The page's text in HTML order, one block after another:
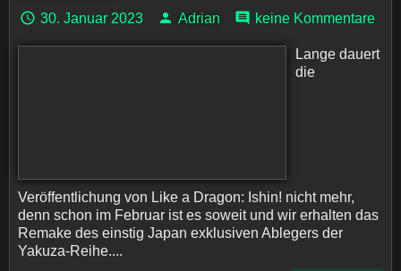
30. Januar 2023 Adrian keine Kommentare
Lange dauert
die
Veröffentlichung von Like a Dragon: Ishin! nicht mehr,
denn schon im Februar ist es soweit und wir erhalten das
Remake des einstig Japan exklusiven Ablegers der
Yakuza-Reihe....